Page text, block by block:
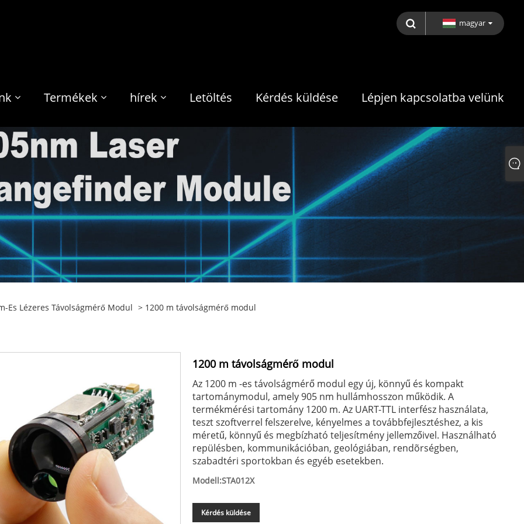
magyar
Termékek hírek Letöltés Kérdés küldése Lépjen kapcsolatba velünk
Es Lézeres Távolságmérő Modul > 1200 m távolságmérő modul
1200 m távolságmérő modul
Az 1200 m -es távolságmérő modul egy új, könnyű és kompakt
tartománymodul, amely 905 nm hullámhosszon működik. A
termékmérési tartomány 1200 m. Az UART-TTL interfész használata,
teszt szoftverrel felszerelve, kényelmes a továbbfejlesztéshez, a kis
méretű, könnyű és megbízható teljesítmény jellemzőivel. Használható
repülésben, kommunikációban, geológiában, rendõrségben,
szabadtéri sportokban és egyéb esetekben.
Modell:STA012X
Kérdés küldése